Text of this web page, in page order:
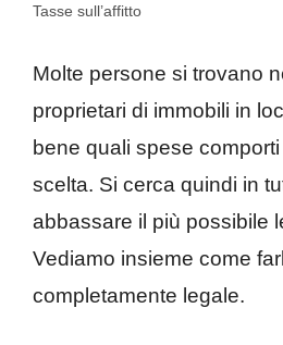
Tasse sull’affitto
Molte persone si trovano
proprietari di immobili in
bene quali spese
scelta. Si cerca quindi in
abbassare il più possibile
Vediamo insieme come
completamente legale.